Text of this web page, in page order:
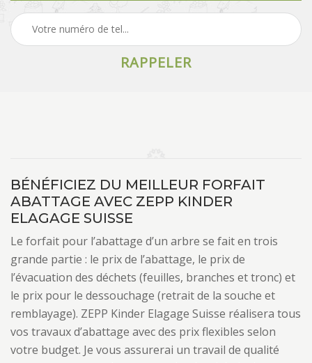
BÉNÉFICIEZ DU MEILLEUR FORFAIT
ABATTAGE AVEC ZEPP KINDER
ELAGAGE SUISSE
Le forfait pour l’abattage d’un arbre se fait en trois
grande partie : le prix de l’abattage, le prix de
l’évacuation des déchets (feuilles, branches et tronc) et
le prix pour le dessouchage (retrait de la souche et
remblayage). ZEPP Kinder Elagage Suisse réalisera tous
vos travaux d’abattage avec des prix flexibles selon
votre budget. Je vous assurerai un travail de qualité